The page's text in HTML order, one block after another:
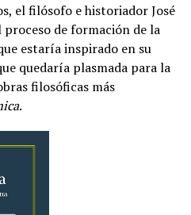
el filósofo e historiador José
de formación de la
estaría inspirado en su
quedaría plasmada para la
filosóficas más
.